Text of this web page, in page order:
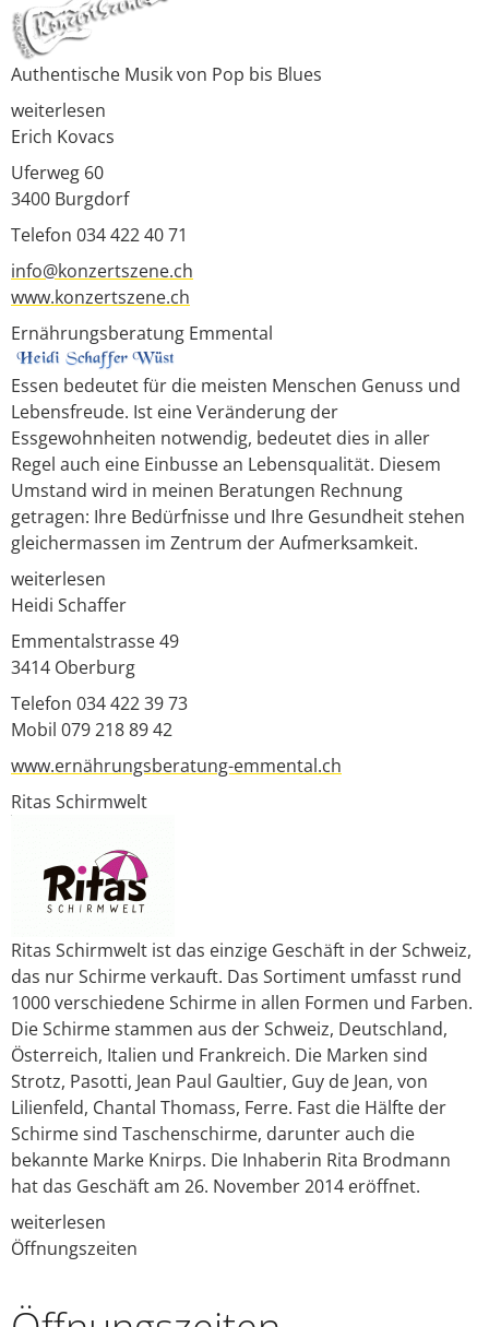
Authentische Musik von Pop bis Blues
weiterlesen
Erich Kovacs
Uferweg 60
3400 Burgdorf
Telefon 034 422 40 71
info@konzertszene.ch
www.konzertszene.ch
Ernährungsberatung Emmental
Essen bedeutet für die meisten Menschen Genuss und
Lebensfreude. Ist eine Veränderung der
Essgewohnheiten notwendig, bedeutet dies in aller
Regel auch eine Einbusse an Lebensqualität. Diesem
Umstand wird in meinen Beratungen Rechnung
getragen: Ihre Bedürfnisse und Ihre Gesundheit stehen
gleichermassen im Zentrum der Aufmerksamkeit.
weiterlesen
Heidi Schaffer
Emmentalstrasse 49
3414 Oberburg
Telefon 034 422 39 73
Mobil 079 218 89 42
www.ernährungsberatung-emmental.ch
Ritas Schirmwelt
Ritas Schirmwelt ist das einzige Geschäft in der Schweiz,
das nur Schirme verkauft. Das Sortiment umfasst rund
1000 verschiedene Schirme in allen Formen und Farben.
Die Schirme stammen aus der Schweiz, Deutschland,
Österreich, Italien und Frankreich. Die Marken sind
Strotz, Pasotti, Jean Paul Gaultier, Guy de Jean, von
Lilienfeld, Chantal Thomass, Ferre. Fast die Hälfte der
Schirme sind Taschenschirme, darunter auch die
bekannte Marke Knirps. Die Inhaberin Rita Brodmann
hat das Geschäft am 26. November 2014 eröffnet.
weiterlesen
Öffnungszeiten